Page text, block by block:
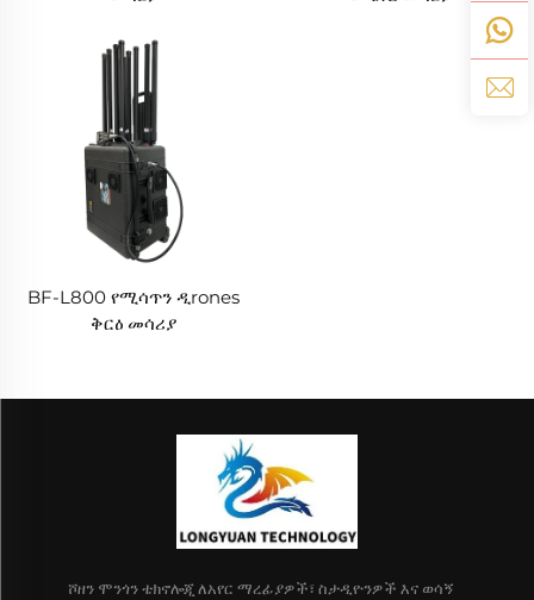
BF-L800 የሚሳጥን ዲrones
ቅርዕ መሳሪያ
ሾዘን ሞንጎን ቴክኖሎጂ ለአየር ማረፊያዎች፣ ስታዲዮንዎች እና ወሳኝ